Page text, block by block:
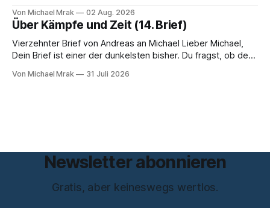
trotzdem falsch ist: Ab jetzt müsse alles gekennzeichnet
werden, was mit künstlicher Intelligenz entstanden sei. Das
stimmt so nicht. Artikel 50 der KI-Verordnung
Von Michael Mrak 02 Aug. 2026
Über Kämpfe und Zeit (14. Brief)
Vierzehnter Brief von Andreas an Michael Lieber Michael,
Dein Brief ist einer der dunkelsten bisher. Du fragst, ob der
letzten Hebel, der sich noch bewegt, und zwischen Deinen
Von Michael Mrak 31 Juli 2026
Newsletter abonnieren
Gratis, aber keineswegs wertlos.